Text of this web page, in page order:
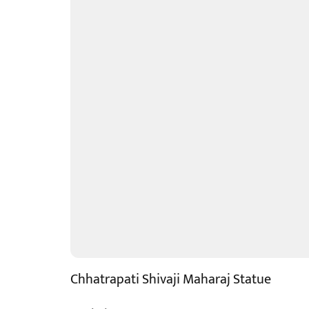
Chhatrapati Shivaji Maharaj Statue